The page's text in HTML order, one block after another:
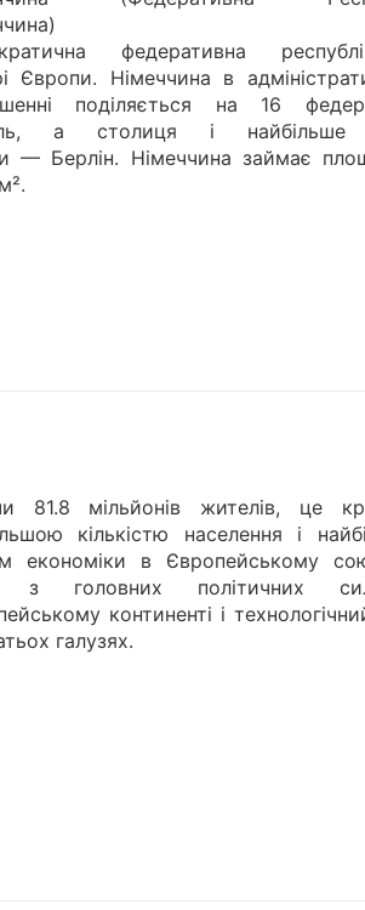
федеративна
Європи. Німеччина в
поділяється на 16
а столиця і найбільше
— Берлін. Німеччина займає
81.8 мільйонів жителів, це
кількістю населення і
економіки в Європейському
з головних політичних
континенті і
галузях.